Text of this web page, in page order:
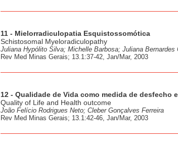
11 - Mielorradiculopatia Esquistossomótica
Schistosomal Myeloradiculopathy
Juliana Hypólito Silva; Michelle Barbosa; Juliana
Rev Med Minas Gerais; 13.1:37-42, Jan/Mar, 2003
12 - Qualidade de Vida como medida de desfecho
Quality of Life and Health outcome
João Felício Rodrigues Neto; Cleber Gonçalves Ferreira
Rev Med Minas Gerais; 13.1:42-46, Jan/Mar, 2003